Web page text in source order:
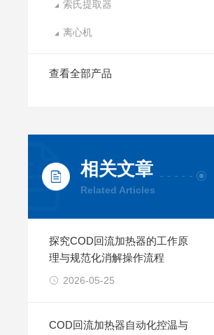
索氏提取器
离心机
查看全部产品
相关文章
Related Articles
探究COD回流加热器的工作原
理与规范化消解操作流程
2026-05-25
COD回流加热器自动化控温与